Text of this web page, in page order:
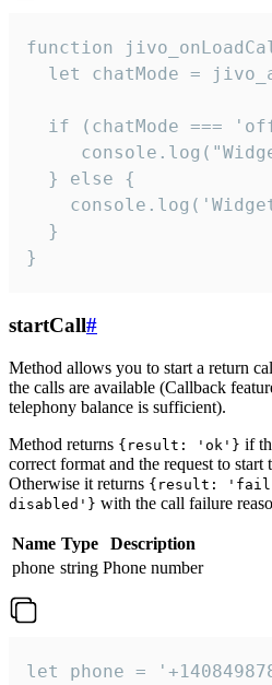
function
let chatMode =
if (chatMode ===
  } else {
  }
}
startCall#
Method allows you to start a return
the calls are available (Callback
telephony balance is sufficient).
Method returns {result: 'ok'} if
correct format and the request to start
Otherwise it returns {result:
disabled'} with the call failure
Name Type
Description
phone string Phone number
let phone =